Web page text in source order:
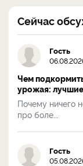
Сейчас
Гость
Чем
урожая:
Почему ничего
про боле...
Гость